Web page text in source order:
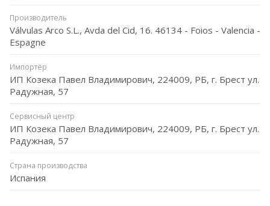
Производитель
Válvulas Arco S.L., Avda del Cid, 16. 46134 - Foios - Valencia -
Espagne
Импортёр
ИП Козека Павел Владимирович, 224009, РБ, г. Брест ул.
Радужная, 57
Сервисный центр
ИП Козека Павел Владимирович, 224009, РБ, г. Брест ул.
Радужная, 57
Страна производства
Испания